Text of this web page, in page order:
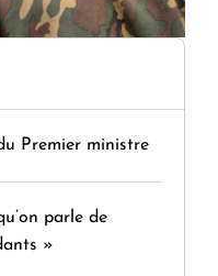
Premier ministre
parle de
»